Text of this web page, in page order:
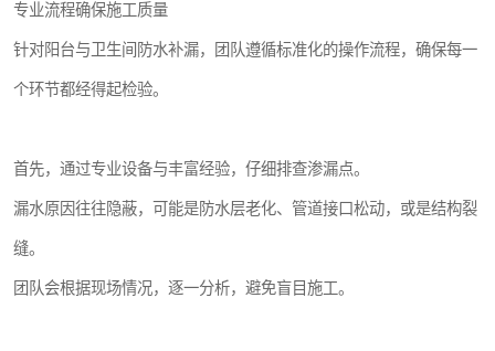
专业流程确保施工质量
针对阳台与卫生间防水补漏，团队遵循标准化的操作流程，确保每一
个环节都经得起检验。
首先，通过专业设备与丰富经验，仔细排查渗漏点。
漏水原因往往隐蔽，可能是防水层老化、管道接口松动，或是结构裂
缝。
团队会根据现场情况，逐一分析，避免盲目施工。